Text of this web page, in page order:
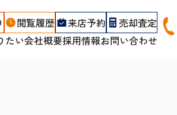
閲覧履歴 来店予約
売却査定
たい会社概要採用情報お問い合わせ